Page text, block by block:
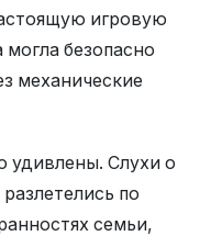
игровую
безопасно
механические
удивлены. Слухи о
по
семьи,